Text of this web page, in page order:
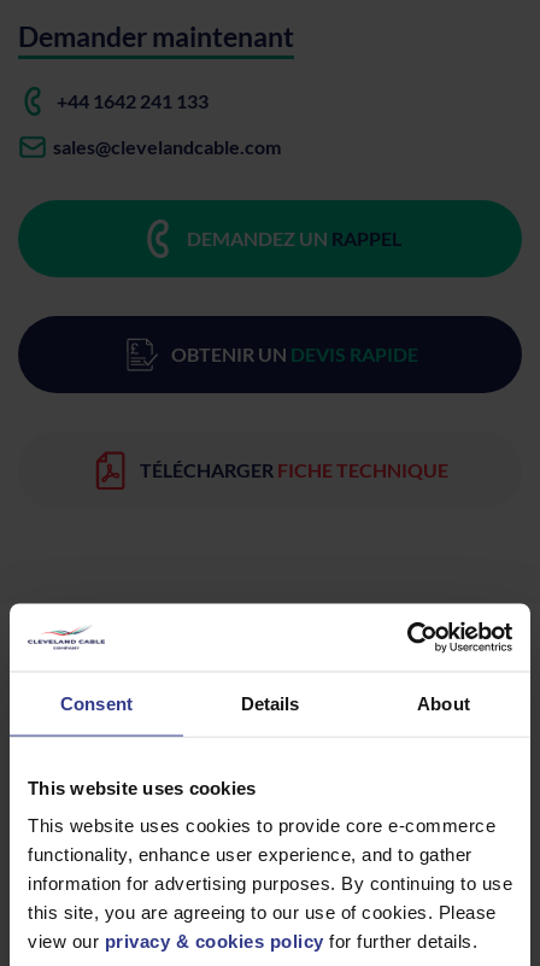
Consent Details About
This website uses cookies
This website uses cookies to provide core e-commerce
functionality, enhance user experience, and to gather
information for advertising purposes. By continuing to use
this site, you are agreeing to our use of cookies. Please
view our privacy & cookies policy for further details.
Demander maintenant
+44 1642 241 133
sales@clevelandcable.com
DEMANDEZ UN RAPPEL
OBTENIR UN DEVIS RAPIDE
TÉLÉCHARGER FICHE TECHNIQUE
bouton « Ajouter au devis » pour obtenir un devis.